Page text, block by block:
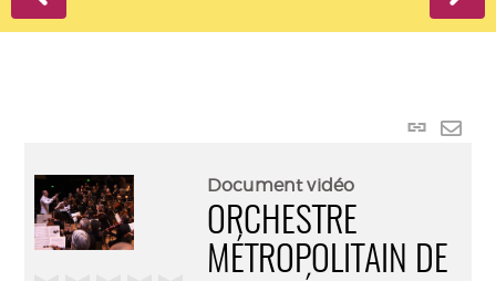
Lien
Document vidéo
ORCHESTRE
MÉTROPOLITAIN DE